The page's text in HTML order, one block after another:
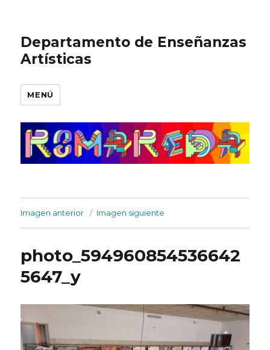
Departamento de Enseñanzas
Artísticas
MENÚ
Imagen anterior Imagen siguiente
photo_594960854536642
5647_y